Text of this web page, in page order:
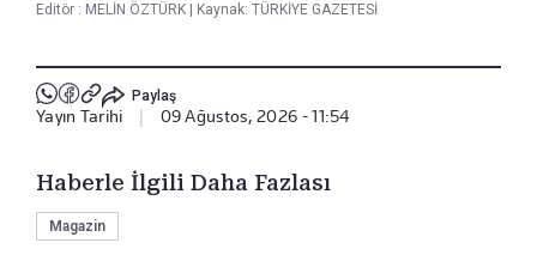
Editör : MELİN ÖZTÜRK Kaynak: TÜRKİYE GAZETESİ
Paylaş
Yayın Tarihi 09 Ağustos, 2026 - 11:54
Haberle İlgili Daha Fazlası
Magazin